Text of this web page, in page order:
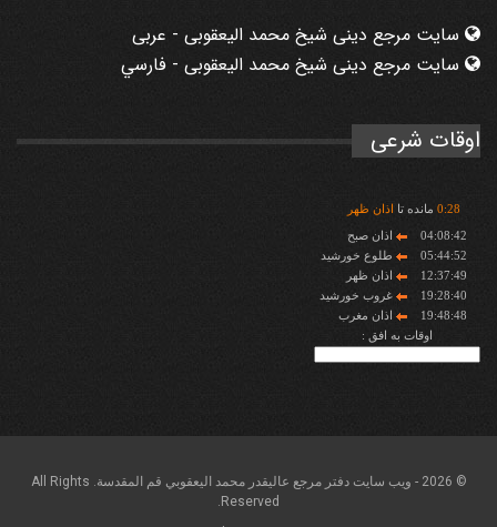
سایت مرجع دینی شیخ محمد الیعقوبی - عربی
سایت مرجع دینی شیخ محمد الیعقوبی - فارسي
اوقات شرعی
0:28 مانده تا اذان ظهر
04:08:42
اذان صبح
05:44:52
طلوع خورشید
12:37:49
اذان ظهر
19:28:40
غروب خورشید
19:48:48
اذان مغرب
اوقات به افق :
© 2026 - ويب سايت دفتر مرجع عاليقدر محمد اليعقوبي قم المقدسة. All Rights
Reserved.